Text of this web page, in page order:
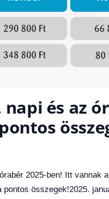
és az
Hírek,
Hírek
2025-ben! Itt vannak
pontos összegek!2025.